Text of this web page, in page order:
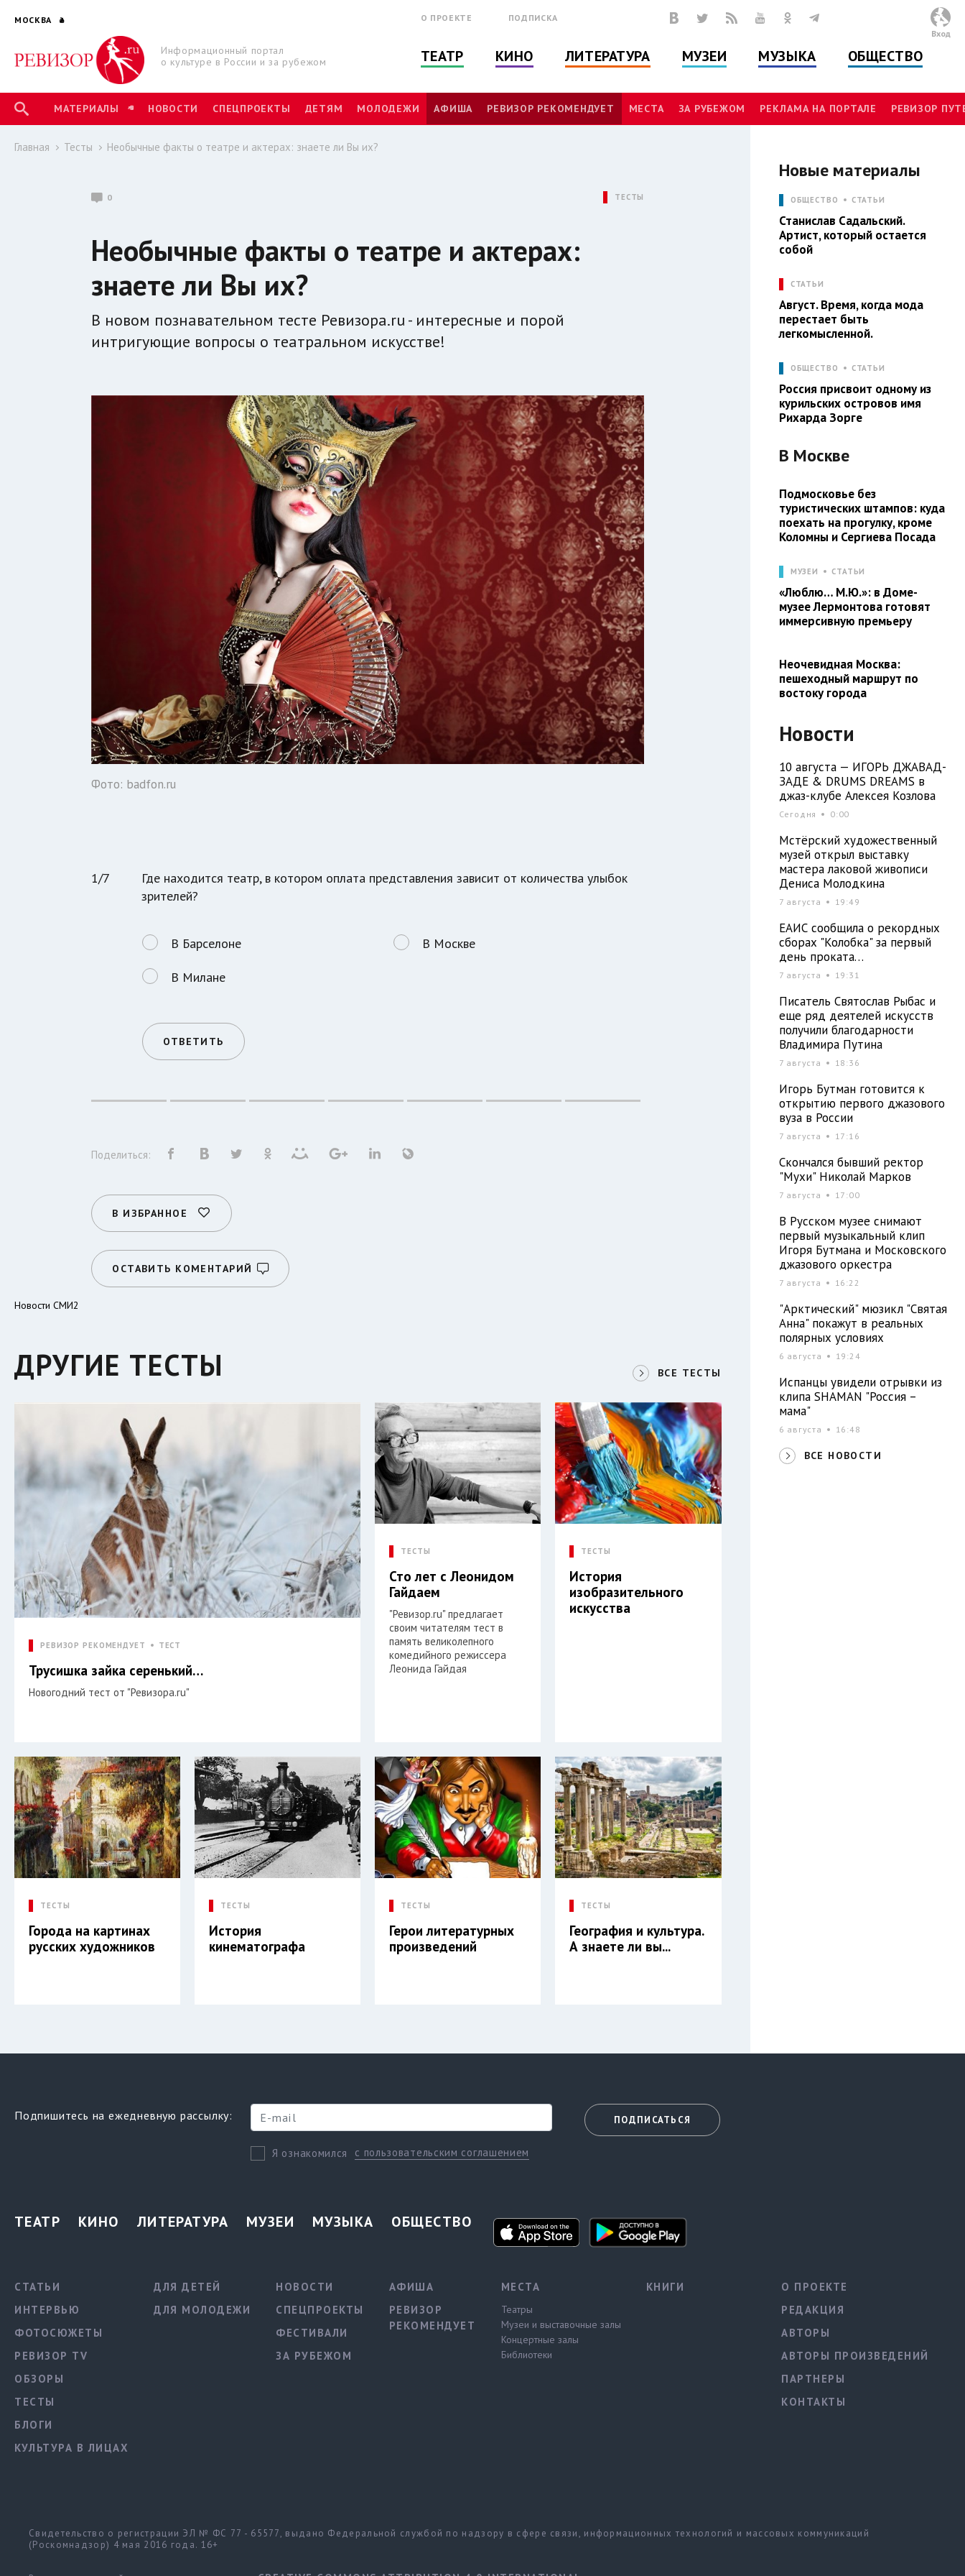
МОСКВА
Информационный портал
о культуре в России и за рубежом
О ПРОЕКТЕ ПОДПИСКА
ТЕАТР КИНО ЛИТЕРАТУРА МУЗЕИ МУЗЫКА ОБЩЕСТВО
Вход
МАТЕРИАЛЫ НОВОСТИ СПЕЦПРОЕКТЫ ДЕТЯМ МОЛОДЕЖИ АФИША РЕВИЗОР РЕКОМЕНДУЕТ МЕСТА ЗА РУБЕЖОМ РЕКЛАМА НА ПОРТАЛЕ РЕВИЗОР
Главная Тесты Необычные факты о театре и актерах: знаете ли Вы их?
0 ТЕСТЫ
Необычные факты о театре и актерах:
знаете ли Вы их?
В новом познавательном тесте Ревизора.ru - интересные и порой
интригующие вопросы о театральном искусстве!
Фото: badfon.ru
1/7
Где находится театр, в котором оплата представления зависит от количества улыбок
зрителей?
В Барселоне В Москве
В Милане
ОТВЕТИТЬ
Поделиться:
В ИЗБРАННОЕ
ОСТАВИТЬ КОМЕНТАРИЙ
Новости СМИ2
ДРУГИЕ ТЕСТЫ ВСЕ ТЕСТЫ
РЕВИЗОР РЕКОМЕНДУЕТ ТЕСТ
Трусишка зайка серенький…
Новогодний тест от "Ревизора.ru"
ТЕСТЫ
Сто лет с Леонидом
Гайдаем
"Ревизор.ru" предлагает
своим читателям тест в
память великолепного
комедийного режиссера
Леонида Гайдая
ТЕСТЫ
История
изобразительного
искусства
ТЕСТЫ
Города на картинах
русских художников
ТЕСТЫ
История
кинематографа
ТЕСТЫ
Герои литературных
произведений
ТЕСТЫ
География и культура.
А знаете ли вы...
Новые материалы
ОБЩЕСТВО СТАТЬИ
Станислав Садальский.
Артист, который остается
собой
СТАТЬИ
Август. Время, когда мода
перестает быть
легкомысленной.
ОБЩЕСТВО СТАТЬИ
Россия присвоит одному из
курильских островов имя
Рихарда Зорге
В Москве
Подмосковье без
туристических штампов: куда
поехать на прогулку, кроме
Коломны и Сергиева Посада
МУЗЕИ СТАТЬИ
«Люблю… М.Ю.»: в Доме-
музее Лермонтова готовят
иммерсивную премьеру
Неочевидная Москва:
пешеходный маршрут по
востоку города
Новости
10 августа — ИГОРЬ ДЖАВАД-
ЗАДЕ & DRUMS DREAMS в
джаз-клубе Алексея Козлова
Сегодня 0:00
Мстёрский художественный
музей открыл выставку
мастера лаковой живописи
Дениса Молодкина
7 августа 19:49
ЕАИС сообщила о рекордных
сборах "Колобка" за первый
день проката…
7 августа 19:31
Писатель Святослав Рыбас и
еще ряд деятелей искусств
получили благодарности
Владимира Путина
7 августа 18:36
Игорь Бутман готовится к
открытию первого джазового
вуза в России
7 августа 17:16
Скончался бывший ректор
"Мухи" Николай Марков
7 августа 17:00
В Русском музее снимают
первый музыкальный клип
Игоря Бутмана и Московского
джазового оркестра
7 августа 16:22
"Арктический" мюзикл "Святая
Анна" покажут в реальных
полярных условиях
6 августа 19:24
Испанцы увидели отрывки из
клипа SHAMAN "Россия –
мама"
6 августа 16:48
ВСЕ НОВОСТИ
Подпишитесь на ежедневную рассылку:
Я ознакомился с пользовательским соглашением
ПОДПИСАТЬСЯ
ТЕАТР КИНО ЛИТЕРАТУРА МУЗЕИ МУЗЫКА ОБЩЕСТВО
СТАТЬИ
ИНТЕРВЬЮ
ФОТОСЮЖЕТЫ
РЕВИЗОР TV
ОБЗОРЫ
ТЕСТЫ
БЛОГИ
КУЛЬТУРА В ЛИЦАХ
ДЛЯ ДЕТЕЙ
ДЛЯ МОЛОДЕЖИ
НОВОСТИ
СПЕЦПРОЕКТЫ
ФЕСТИВАЛИ
ЗА РУБЕЖОМ
АФИША
РЕВИЗОР
РЕКОМЕНДУЕТ
МЕСТА
Театры
Музеи и выставочные залы
Концертные залы
Библиотеки
КНИГИ
О ПРОЕКТЕ
РЕДАКЦИЯ
АВТОРЫ
АВТОРЫ ПРОИЗВЕДЕНИЙ
ПАРТНЕРЫ
КОНТАКТЫ
Свидетельство о регистрации ЭЛ № ФС 77 - 65577, выдано Федеральной службой по надзору в сфере связи, информационных технологий и массовых коммуникаций
(Роскомнадзор) 4 мая 2016 года. 16+